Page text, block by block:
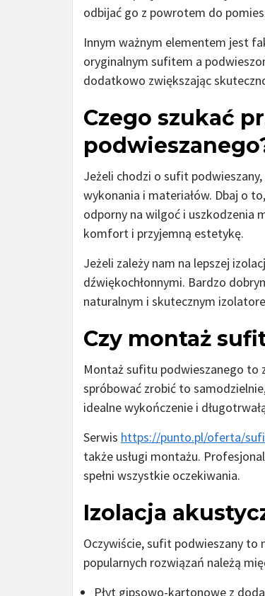
odbijać go z powrotem do
Innym ważnym elementem jest
oryginalnym sufitem a
dodatkowo zwiększając
Czego szukać
Jeżeli chodzi o sufit
wykonania i materiałów. Dbaj o
odporny na wilgoć i uszkodzenia
komfort i przyjemną estetykę.
Jeżeli zależy nam na lepszej
dźwiękochłonnymi. Bardzo
naturalnym i skutecznym
Czy montaż
Montaż sufitu podwieszanego to
spróbować zrobić to
idealne wykończenie i
Serwis https://punto.pl/oferta/
także usługi montażu.
spełni wszystkie oczekiwania.
Izolacja
Oczywiście, sufit podwieszany to
popularnych rozwiązań należą
Płyt gipsowo-kartonowe z